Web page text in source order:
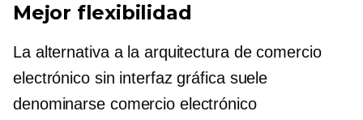
Mejor flexibilidad
La alternativa a la arquitectura de comercio
electrónico sin interfaz gráfica suele
denominarse comercio electrónico